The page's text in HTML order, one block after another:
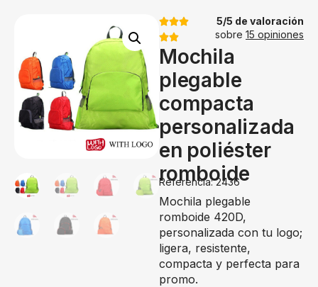
5/5 de valoración
sobre 15 opiniones
Mochila
plegable
compacta
personalizada
en poliéster
romboide
Referencia: 2436
Mochila plegable
romboide 420D,
personalizada con tu logo;
ligera, resistente,
compacta y perfecta para
promo.